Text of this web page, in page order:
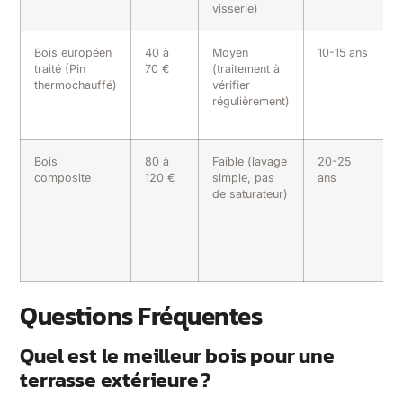
visserie)
Bois européen
traité (Pin
thermochauffé)
40 à
70 €
Moyen
(traitement à
vérifier
régulièrement)
10-15 ans
Bois
composite
80 à
120 €
Faible (lavage
simple, pas
de saturateur)
20-25
ans
Questions Fréquentes
Quel est le meilleur bois pour une
terrasse extérieure ?